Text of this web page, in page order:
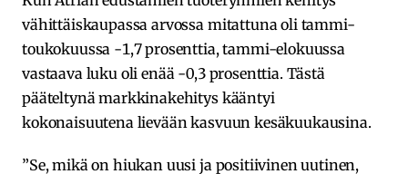
vähittäiskaupassa arvossa mitattuna oli tammi-
toukokuussa -1,7 prosenttia, tammi-elokuussa
vastaava luku oli enää -0,3 prosenttia. Tästä
pääteltynä markkinakehitys kääntyi
kokonaisuutena lievään kasvuun kesäkuukausina.
”Se, mikä on hiukan uusi ja positiivinen uutinen,